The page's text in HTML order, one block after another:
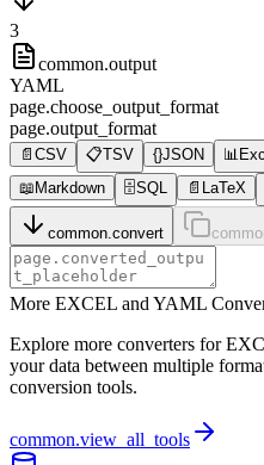
3
common.output
YAML
page.choose_output_format
page.output_format
📄 CSV 📋TSV {}JSON 📊
📖 Markdown 🗄️SQL 📄 LaTeX
common.convert
More EXCEL and YAML
Explore more converters for
your data between multiple
conversion tools.
common.view_all_tools